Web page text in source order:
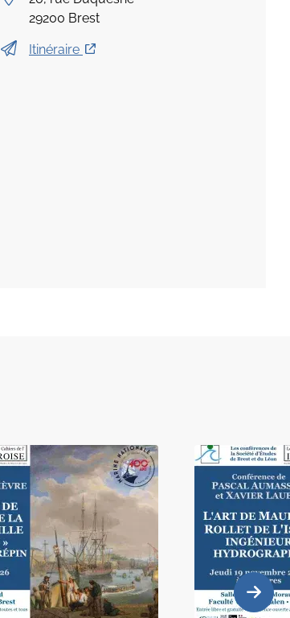
29200 Brest
Itinéraire